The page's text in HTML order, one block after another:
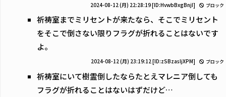
2024-08-12 (月) 22:28:19[ID:HvwbBxgBnjI] ブロック
祈祷室までミリセントが来たなら、そこでミリセント
をそこで倒さない限りフラグが折れることはないです
よ。
2024-08-12 (月) 23:19:12[ID:zSBzasIjXPM] ブロック
祈祷室にいて樹霊倒したならたとえマレニア倒しても
フラグが折れることはないはずだけど…